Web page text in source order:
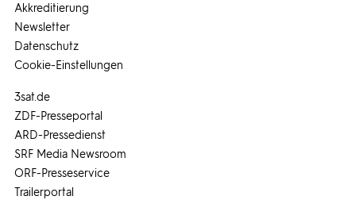
3sat.de
ZDF-Presseportal
ARD-Pressedienst
SRF Media Newsroom
ORF-Presseservice
Trailerportal
Akkreditierung
Newsletter
Datenschutz
Cookie-Einstellungen